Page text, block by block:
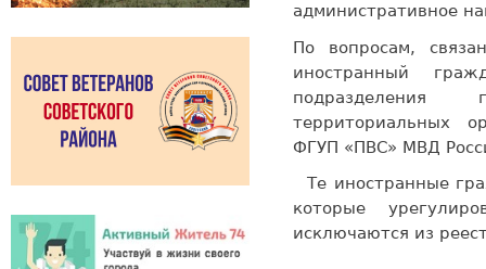
административное
По вопросам,
иностранный
территориальных
ФГУП «ПВС» МВД
Те иностранные
которые
исключаются из